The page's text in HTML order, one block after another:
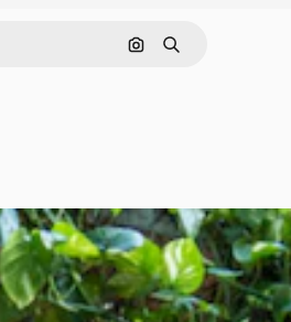
Pesquisar por
Buscar